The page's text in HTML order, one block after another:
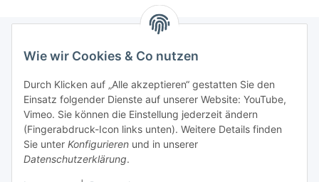
Wie wir Cookies & Co nutzen
Durch Klicken auf „Alle akzeptieren“ gestatten Sie den
Einsatz folgender Dienste auf unserer Website: YouTube,
Vimeo. Sie können die Einstellung jederzeit ändern
(Fingerabdruck-Icon links unten). Weitere Details finden
Sie unter Konfigurieren und in unserer
Datenschutzerklärung.
Gesetzliche Informationen
Starke Marken